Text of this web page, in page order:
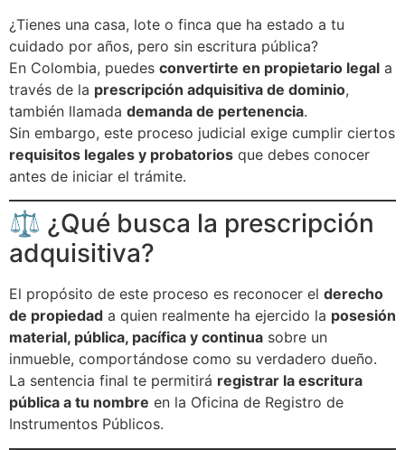
¿Tienes una casa, lote o finca que ha estado a tu
cuidado por años, pero sin escritura pública?
En Colombia, puedes convertirte en propietario legal a
través de la prescripción adquisitiva de dominio,
también llamada demanda de pertenencia.
Sin embargo, este proceso judicial exige cumplir ciertos
requisitos legales y probatorios que debes conocer
antes de iniciar el trámite.
⚖️ ¿Qué busca la prescripción
adquisitiva?
El propósito de este proceso es reconocer el derecho
de propiedad a quien realmente ha ejercido la posesión
material, pública, pacífica y continua sobre un
inmueble, comportándose como su verdadero dueño.
La sentencia final te permitirá registrar la escritura
pública a tu nombre en la Oficina de Registro de
Instrumentos Públicos.